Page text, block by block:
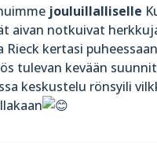
jouluillalliselle
aivan notkuivat
kertasi
tulevan kevään
keskustelu rönsyili